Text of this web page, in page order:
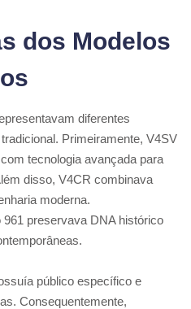
dos Modelos
diferentes
Primeiramente, V4SV
tecnologia avançada para
disso, V4CR combinava
moderna.
preservava DNA histórico
público específico e
Consequentemente,